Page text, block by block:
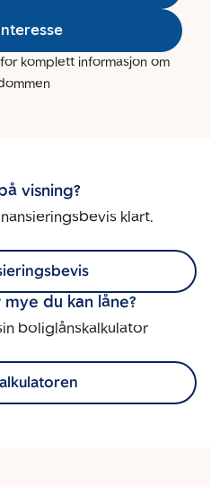
komplett informasjon om
visning?
klart.
du kan låne?
boliglånskalkulator